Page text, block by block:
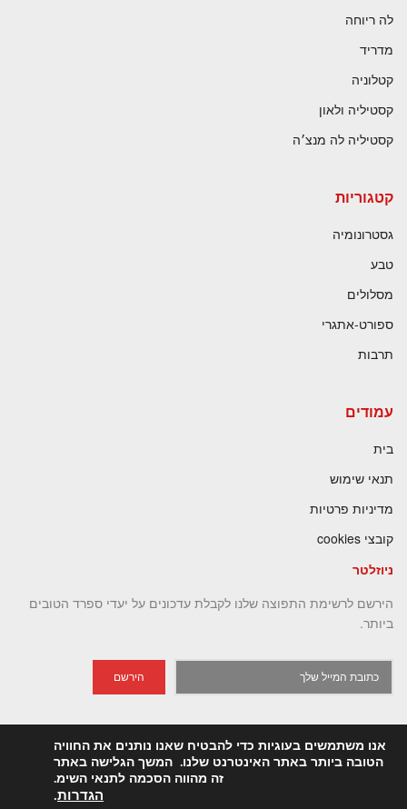
לה ריוחה
מדריד
קטלוניה
קסטיליה ולאון
קסטיליה לה מנצ׳ה
קטגוריות
גסטרונומיה
טבע
מסלולים
ספורט-אתגרי
תרבות
עמודים
בית
תנאי שימוש
מדיניות פרטיות
קובצי cookies
ניוזלטר
הירשם לרשימת התפוצה שלנו לקבלת עדכונים על יעדי ספרד הטובים
ביותר.
הירשם
All rights reserved. Web development
אנו משתמשים בעוגיות כדי להבטיח שאנו נותנים את החוויה
הטובה ביותר באתר האינטרנט שלנו. המשך הגלישה באתר
זה מהווה הסכמה לתנאי השימ.
הגדרות.